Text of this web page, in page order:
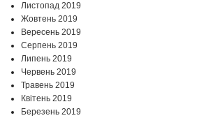
Листопад 2019
Жовтень 2019
Вересень 2019
Серпень 2019
Липень 2019
Червень 2019
Травень 2019
Квітень 2019
Березень 2019